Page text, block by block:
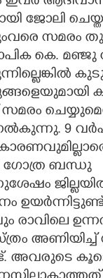
ജോലി
സമരം
കെ. മഞ്ജു
നൽകുന്നു. 9
ഗോത്ര ബന്ധു
രാവിലെ
അവരുടെ